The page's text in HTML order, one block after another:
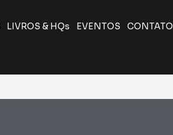
LIVROS & HQs EVENTOS CONTATO